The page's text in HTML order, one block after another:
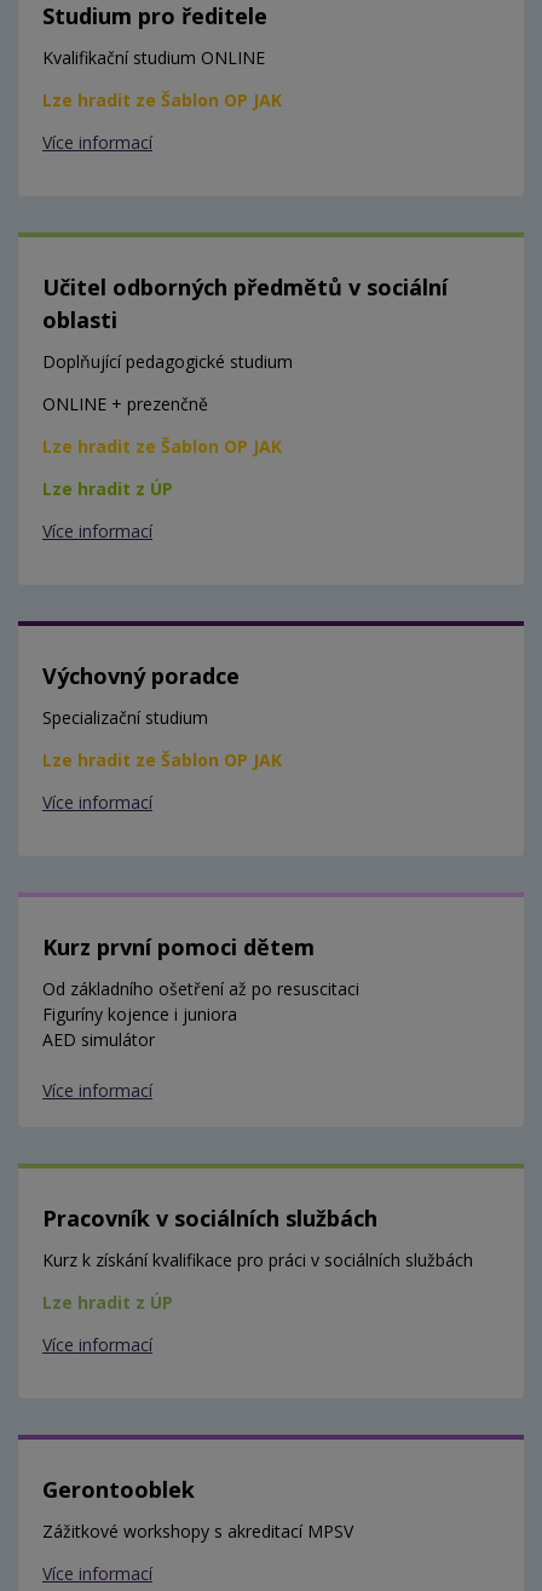
Studium pro ředitele
Kvalifikační studium ONLINE
Lze hradit ze Šablon OP JAK
Více informací
Učitel odborných předmětů v sociální
oblasti
Doplňující pedagogické studium
ONLINE + prezenčně
Lze hradit ze Šablon OP JAK
Lze hradit z ÚP
Více informací
Výchovný poradce
Specializační studium
Lze hradit ze Šablon OP JAK
Více informací
Kurz první pomoci dětem
Od základního ošetření až po resuscitaci
Figuríny kojence i juniora
AED simulátor
Více informací
Pracovník v sociálních službách
Kurz k získání kvalifikace pro práci v sociálních službách
Lze hradit z ÚP
Více informací
Gerontooblek
Zážitkové workshopy s akreditací MPSV
Více informací